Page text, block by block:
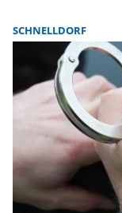
SCHNELLDORF